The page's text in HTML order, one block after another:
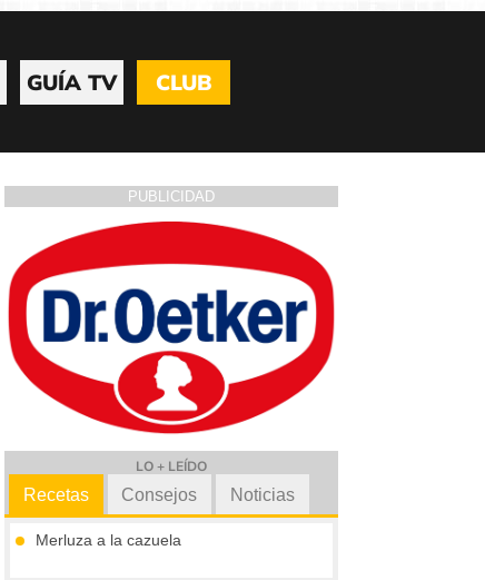
GUÍA TV CLUB
PUBLICIDAD
LO + LEÍDO
Recetas
Merluza a la cazuela
Consejos Noticias